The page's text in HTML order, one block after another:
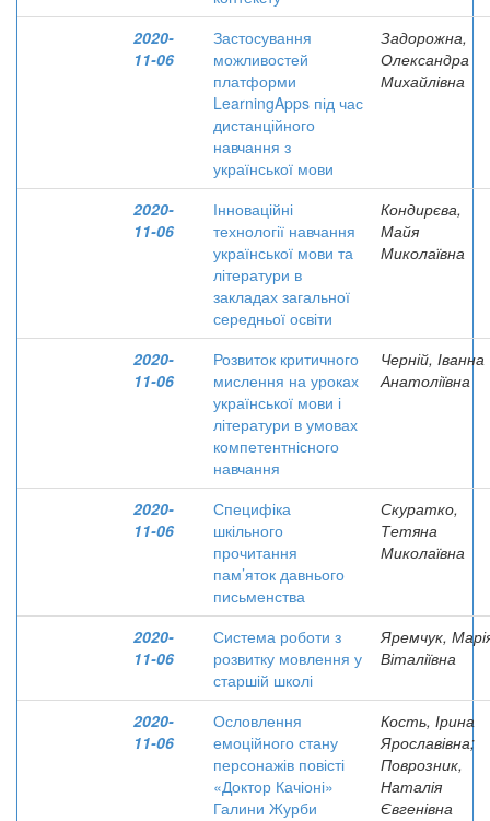
2020-
11-06
Застосування
можливостей
платформи
LearningApps під час
дистанційного
навчання з
української мови
Задорожна,
Олександра
Михайлівна
2020-
11-06
Інноваційні
технології навчання
української мови та
літератури в
закладах загальної
середньої освіти
Кондирєва,
Майя
Миколаївна
2020-
11-06
Розвиток критичного
мислення на уроках
української мови і
літератури в умовах
компетентнісного
навчання
Черній, Іванна
Анатоліївна
2020-
11-06
Специфіка
шкільного
прочитання
пам’яток давнього
письменства
Скуратко,
Тетяна
Миколаївна
2020-
11-06
Система роботи з
розвитку мовлення у
старшій школі
Яремчук,
Віталіївна
2020-
11-06
Ословлення
емоційного стану
персонажів повісті
«Доктор Качіоні»
Галини Журби
Кость, Ірина
Ярославівна;
Поврозник,
Наталія
Євгенівна